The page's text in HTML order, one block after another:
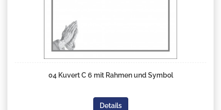
04 Kuvert C 6 mit Rahmen und Symbol
Details